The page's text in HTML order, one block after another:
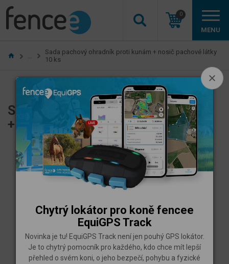
Chytrý lokátor pro koně fencee
EquiGPS Track
Novinka je tu! EquiGPS Track není jen pouhý GPS lokátor.
Je to chytrý pomocník pro každého, kdo chce mít lepší
přehled o svém koni, o jeho bezpečí, pohybu a fyzické
0
MENU
…
Sada pachový ohradník proti kunám + nosič pachové látky
10 ks
Sada pachový ohradník proti kunám
+ nosič pachové látky 10 ks